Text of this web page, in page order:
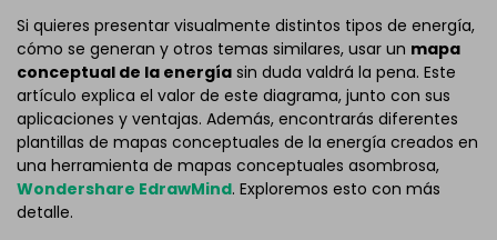
Si quieres presentar visualmente distintos tipos de energía,
cómo se generan y otros temas similares, usar un mapa
conceptual de la energía sin duda valdrá la pena. Este
artículo explica el valor de este diagrama, junto con sus
aplicaciones y ventajas. Además, encontrarás diferentes
plantillas de mapas conceptuales de la energía creados en
una herramienta de mapas conceptuales asombrosa,
Wondershare EdrawMind. Exploremos esto con más
detalle.